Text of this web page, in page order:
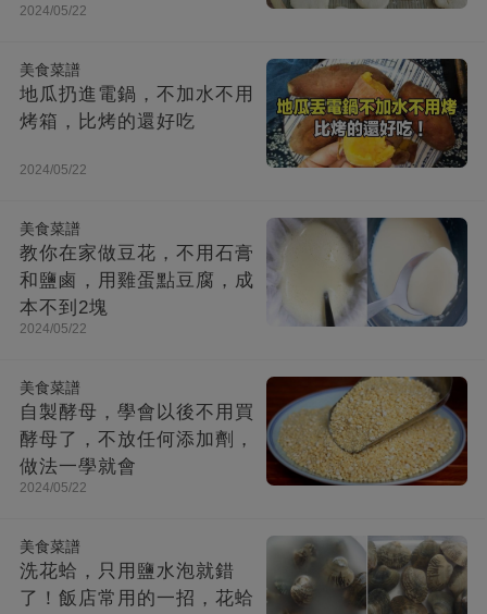
2024/05/22
美食菜譜
地瓜扔進電鍋，不加水不用
烤箱，比烤的還好吃
2024/05/22
美食菜譜
教你在家做豆花，不用石膏
和鹽鹵，用雞蛋點豆腐，成
本不到2塊
2024/05/22
美食菜譜
自製酵母，學會以後不用買
酵母了，不放任何添加劑，
做法一學就會
2024/05/22
美食菜譜
洗花蛤，只用鹽水泡就錯
了！飯店常用的一招，花蛤